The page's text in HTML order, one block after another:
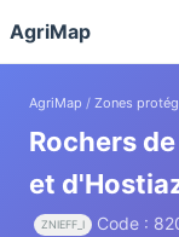
AgriMap
AgriMap / Zones
Rochers
et
ZNIEFF_I Code :